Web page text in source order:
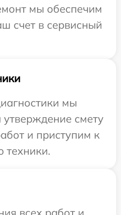
мы обеспечим
счет в сервисный
мы
смету
и приступим к
техники.